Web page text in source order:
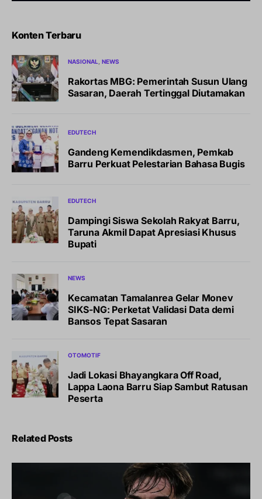
Konten Terbaru
NASIONAL NEWS
Rakortas MBG: Pemerintah Susun Ulang
Sasaran, Daerah Tertinggal Diutamakan
EDUTECH
Gandeng Kemendikdasmen, Pemkab
Barru Perkuat Pelestarian Bahasa Bugis
EDUTECH
Dampingi Siswa Sekolah Rakyat Barru,
Taruna Akmil Dapat Apresiasi Khusus
Bupati
NEWS
Kecamatan Tamalanrea Gelar Monev
SIKS-NG: Perketat Validasi Data demi
Bansos Tepat Sasaran
OTOMOTIF
Jadi Lokasi Bhayangkara Off Road,
Lappa Laona Barru Siap Sambut Ratusan
Peserta
Related Posts